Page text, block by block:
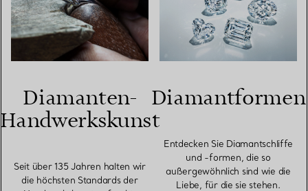
Diamanten-
Handwerkskunst
Seit über 135 Jahren halten wir
die höchsten Standards der
Diamantformen
Entdecken Sie Diamantschliffe
und -formen, die so
außergewöhnlich sind wie die
Liebe, für die sie stehen.